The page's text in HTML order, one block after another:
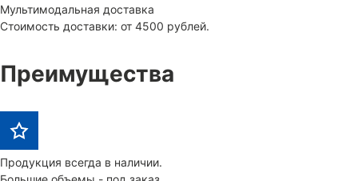
Мультимодальная доставка
Стоимость доставки: от 4500 рублей.
Преимущества
Продукция всегда в наличии.